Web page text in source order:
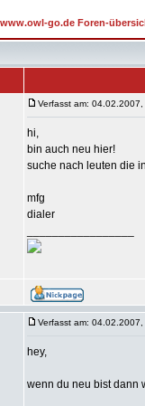
www.owl-go.de Foren-
Verfasst am:
hi,
bin auch neu hier!
suche nach leuten die
mfg
dialer
Verfasst am:
hey,
wenn du neu bist dann